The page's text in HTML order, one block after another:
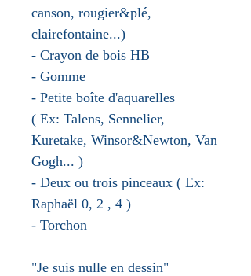
canson, rougier&plé,
clairefontaine...)
- Crayon de bois HB
- Gomme
- Petite boîte d'aquarelles
( Ex: Talens, Sennelier,
Kuretake, Winsor&Newton, Van
Gogh... )
- Deux ou trois pinceaux ( Ex:
Raphaël 0, 2 , 4 )
- Torchon
"Je suis nulle en dessin"